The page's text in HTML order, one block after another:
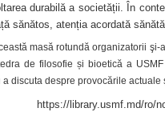
durabilă a societății. În
sănătos, atenția acordată
masă rotundă organizatorii
de filosofie și bioetică a
a discuta despre provocările
https://library.usmf.md/ro/